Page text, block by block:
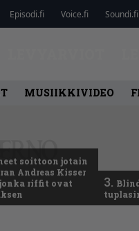
Episodi.fi Voice.fi Soundi.fi
MUSIIKKIVIDEO
soittoon jotain
Andreas Kisser
riffit ovat
3.